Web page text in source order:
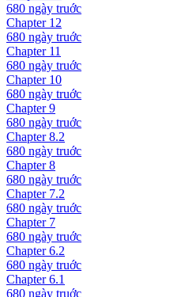
680 ngày truớc
Chapter 12
680 ngày truớc
Chapter 11
680 ngày truớc
Chapter 10
680 ngày truớc
Chapter9
680 ngày truớc
Chapter8.2
680 ngày truớc
Chapter8
680 ngày truớc
Chapter 7.2
680 ngày truớc
Chapter 7
680 ngày truớc
Chapter6.2
680 ngày truớc
Chapter6.1
680 ngày truớc